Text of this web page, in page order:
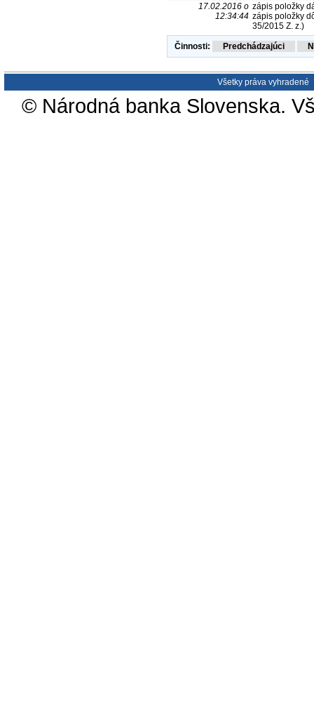
17.02.2016 o
12:34:44
zápis položky
zápis položky
35/2015 Z. z.)
Činnosti:
Všetky práva vyhradené
© Národná banka Slovenska.